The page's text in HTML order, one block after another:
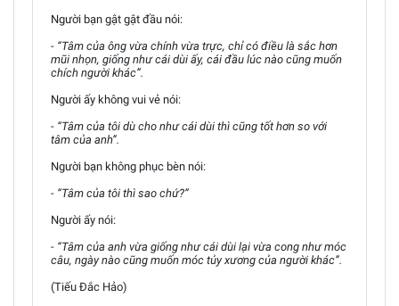
Người bạn gật gật đầu nói:
- “Tâm của ông vừa chính vừa trực, chỉ có điều là sắc hơn
mũi nhọn, giống như cái dùi ấy, cái đầu lúc nào cũng muốn
chích người khác”.
Người ấy không vui vẻ nói:
- “Tâm của tôi dù cho như cái dùi thì cũng tốt hơn so với
tâm của anh”.
Người bạn không phục bèn nói:
- “Tâm của tôi thì sao chứ?”
Người ấy nói:
- “Tâm của anh vừa giống như cái dùi lại vừa cong như móc
câu, ngày nào cũng muốn móc tủy xương của người khác”.
(Tiếu Đắc Hảo)